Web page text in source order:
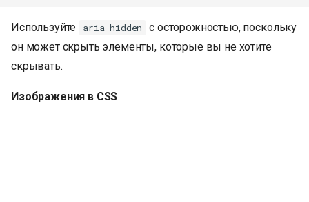
Используйте aria-hidden
с осторожностью, поскольку
он может скрыть элементы, которые вы не хотите
скрывать.
Изображения в CSS